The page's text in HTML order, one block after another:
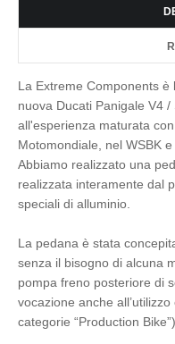
La Extreme Components
nuova Ducati Panigale V4
all'esperienza maturata
Motomondiale, nel WSBK
Abbiamo realizzato una
realizzata interamente dal
speciali di alluminio.
La pedana è stata
senza il bisogno di alcuna
pompa freno posteriore di
vocazione anche
categorie “Production Bike”).